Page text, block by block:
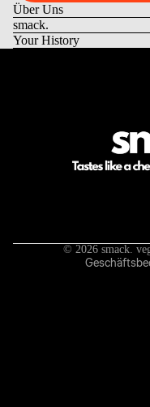
Über Uns
smack.
Your History
© 2026 smack.
Kontaktinformationen